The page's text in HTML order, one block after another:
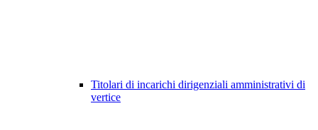
Titolari di incarichi dirigenziali amministrativi di
vertice